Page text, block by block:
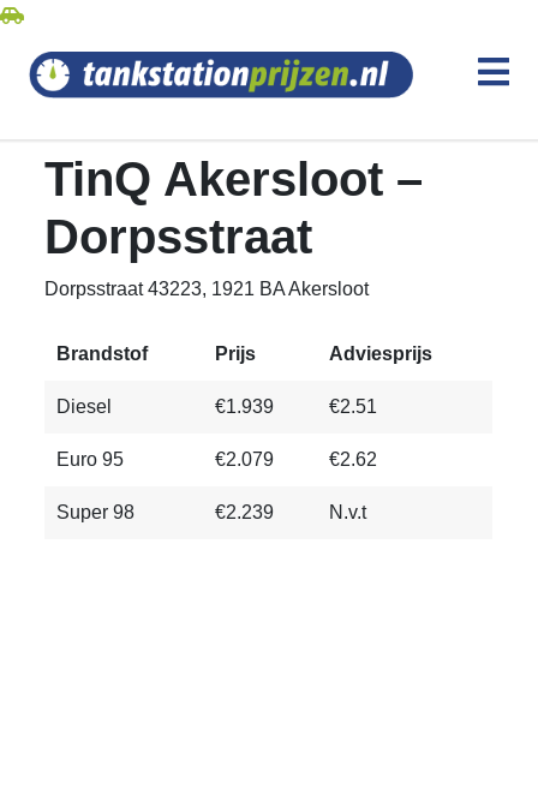
TinQ Akersloot –
Dorpsstraat
Dorpsstraat 43223, 1921 BA Akersloot
Brandstof Prijs Adviesprijs
Diesel €1.939 €2.51
Euro 95 €2.079 €2.62
Super 98 €2.239 N.v.t